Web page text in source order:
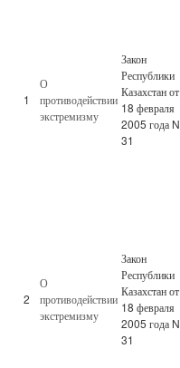
1
О
противодействии
экстремизму
Закон
Республики
Казахстан от
18 февраля
2005 года N
31
2
О
противодействии
экстремизму
Закон
Республики
Казахстан от
18 февраля
2005 года N
31